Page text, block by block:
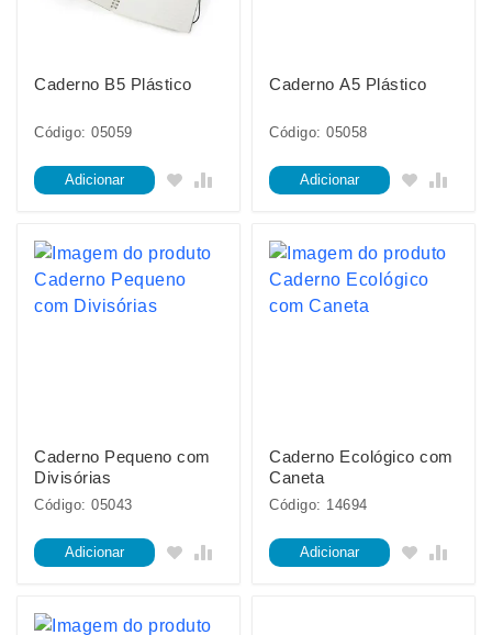
Caderno B5 Plástico
Código: 05059
Adicionar
Caderno A5 Plástico
Código: 05058
Adicionar
Caderno Pequeno com
Divisórias
Código: 05043
Adicionar
Caderno Ecológico com
Caneta
Código: 14694
Adicionar